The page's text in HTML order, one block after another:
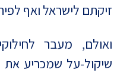
זיקתם לישראל ואף
ואולם, מעבר
שיקול-על שמכריע את